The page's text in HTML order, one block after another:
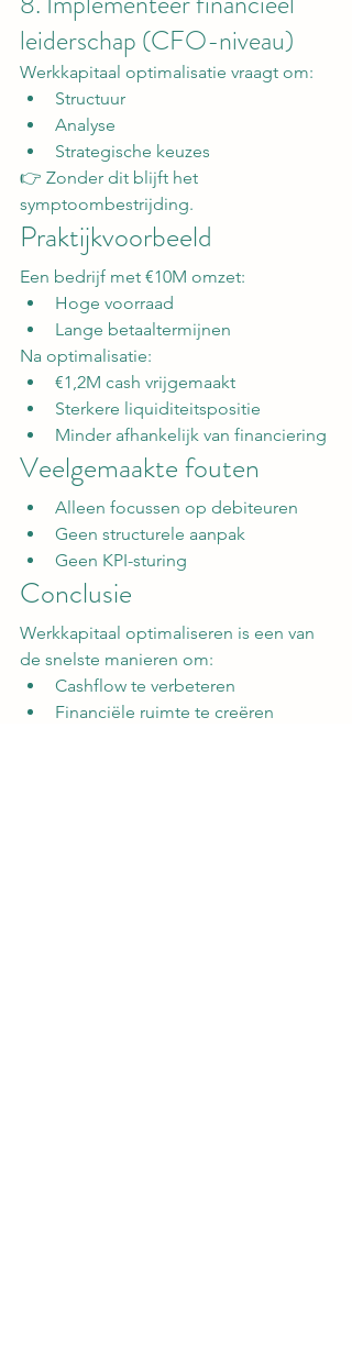
leiderschap (CFO-niveau)
Werkkapitaal optimalisatie vraagt om:
Structuur
Analyse
Strategische keuzes
👉 Zonder dit blijft het
symptoombestrijding.
Praktijkvoorbeeld
Een bedrijf met €10M omzet:
Hoge voorraad
Lange betaaltermijnen
Na optimalisatie:
€1,2M cash vrijgemaakt
Sterkere liquiditeitspositie
Minder afhankelijk van financiering
Veelgemaakte fouten
Alleen focussen op debiteuren
Geen structurele aanpak
Geen KPI-sturing
Conclusie
Werkkapitaal optimaliseren is een van
de snelste manieren om:
Cashflow te verbeteren
Financiële ruimte te creëren